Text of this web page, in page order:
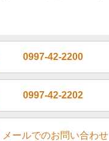
0997-42-2200
0997-42-2202
メールでのお問い合わせ